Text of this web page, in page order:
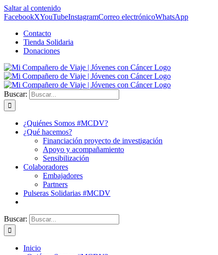
Saltar al contenido
FacebookXYouTubeInstagramCorreo electrónicoWhatsApp
Contacto
Tienda Solidaria
Donaciones
Buscar:
¿Quiénes Somos #MCDV?
¿Qué hacemos?
Financiación proyecto de investigación
Apoyo y acompañamiento
Sensibilización
Colaboradores
Embajadores
Partners
Pulseras Solidarias #MCDV
Buscar:
Inicio